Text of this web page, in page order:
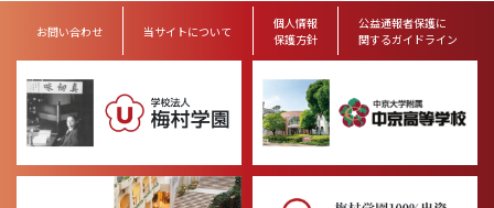
お問い合わせ 当サイトについて
個人情報
保護方針
公益通報者保護に
関するガイドライン